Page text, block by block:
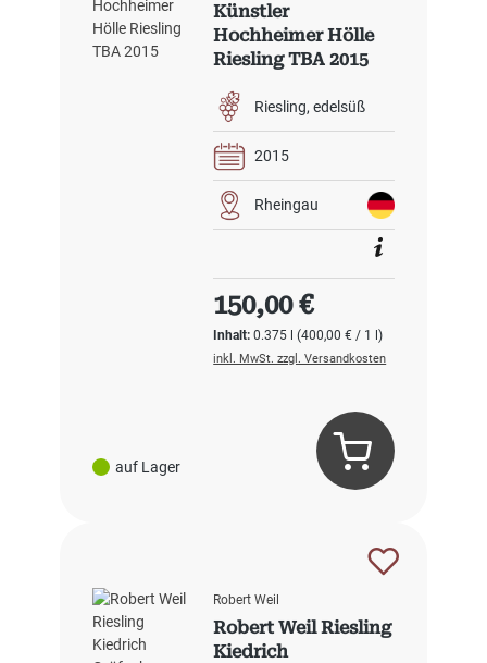
auf Lager
Künstler
Hochheimer Hölle
Riesling TBA 2015
Riesling edelsüß
2015
Rheingau
Inhalt:0.375 l(400,00 € / 1 l)
Regulärer Preis:
150,00 €
inkl. MwSt. zzgl. Versandkosten
Robert Weil
Robert Weil Riesling
Kiedrich